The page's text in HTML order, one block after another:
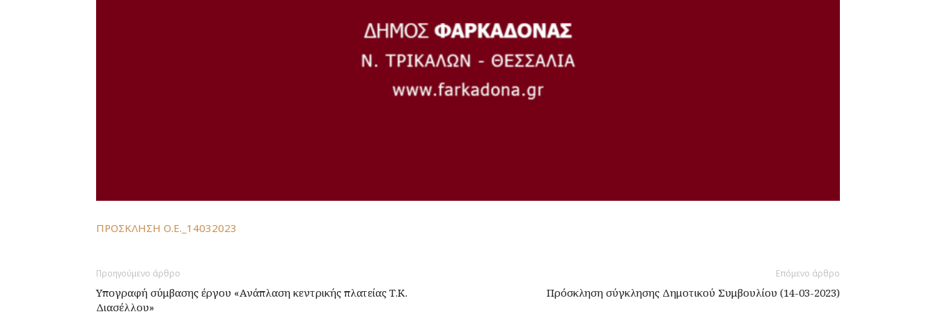
ΠΡΟΣΚΛΗΣΗ Ο.Ε._14032023
Προηγούμενο άρθρο
Υπογραφή σύμβασης έργου «Ανάπλαση κεντρικής πλατείας Τ.Κ.
Διασέλλου»
Επόμενο άρθρο
Πρόσκληση σύγκλησης Δημοτικού Συμβουλίου (14-03-2023)